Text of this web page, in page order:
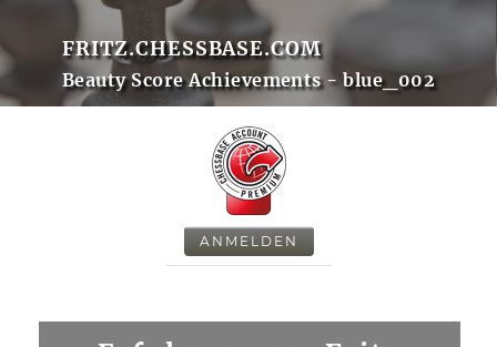
FRITZ.CHESSBASE.COM
Beauty Score Achievements - blue_002
ANMELDEN